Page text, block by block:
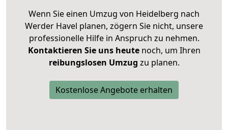
Wenn Sie einen Umzug von Heidelberg nach
Werder Havel planen, zögern Sie nicht, unsere
professionelle Hilfe in Anspruch zu nehmen.
Kontaktieren Sie uns heutenoch, um Ihren
reibungslosen Umzug zu planen.
Kostenlose Angebote erhalten